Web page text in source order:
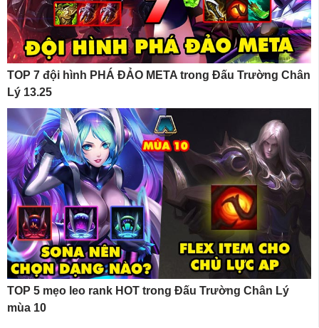
TOP 7 đội hình PHÁ ĐẢO META trong Đấu Trường Chân
Lý 13.25
TOP 5 mẹo leo rank HOT trong Đấu Trường Chân Lý
mùa 10